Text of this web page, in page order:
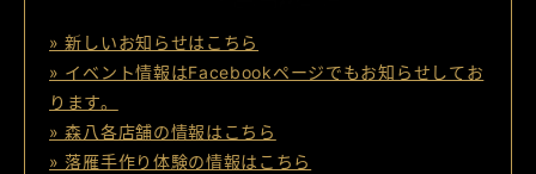
» 新しいお知らせはこちら
» イベント情報はFacebookページでもお知らせしてお
ります。
» 森八各店舗の情報はこちら
» 落雁手作り体験の情報はこちら